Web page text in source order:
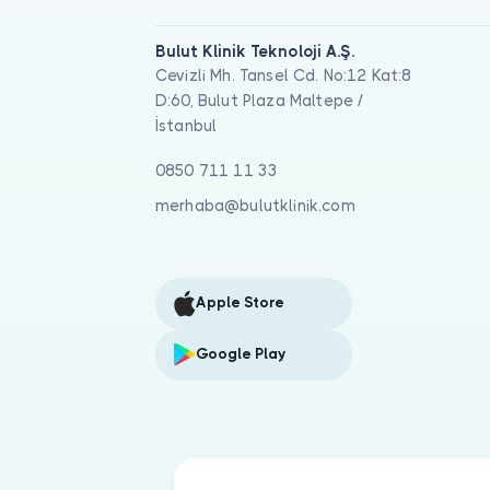
Bulut Klinik Teknoloji A.Ş.
Cevizli Mh. Tansel Cd. No:12 Kat:8
D:60, Bulut Plaza Maltepe /
İstanbul
0850 711 11 33
merhaba@bulutklinik.com
Apple Store
Google Play